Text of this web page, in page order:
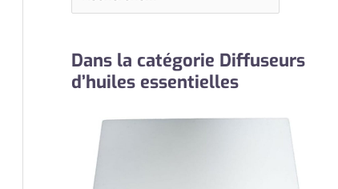
r
Dans la catégorie Diffuseurs
d’huiles essentielles